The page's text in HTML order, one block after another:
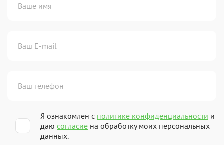
Я ознакомлен с политике конфиденциальности и
даю согласие на обработку моих персональных
данных.